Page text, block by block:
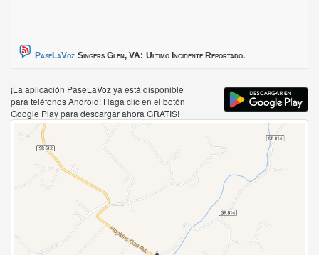
PaseLaVoz Singers Glen, VA: Ultimo Incidente Reportado.
¡La aplicación PaseLaVoz ya está disponible
para teléfonos Android! Haga clic en el botón
Google Play para descargar ahora GRATIS!